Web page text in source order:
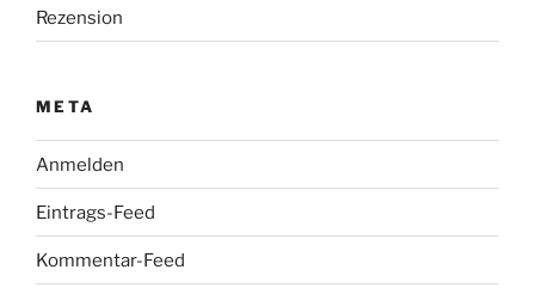
Rezension
META
Anmelden
Eintrags-Feed
Kommentar-Feed